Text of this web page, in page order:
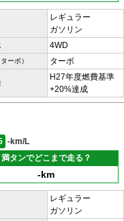
レギュラー
ガソリン
4WD
ーボ） ターボ
H27年度燃費基準
+20%達成
-km/L
満タンでどこまで走る？
-km
レギュラー
ガソリン